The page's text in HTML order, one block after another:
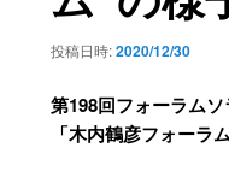
投稿日時:2020/12/30
第198回フォーラム
「木内鶴彦フォーラ